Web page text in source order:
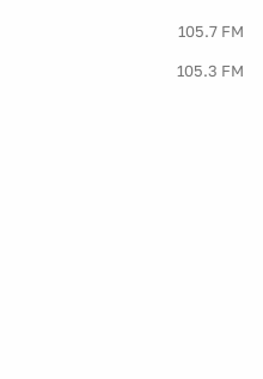
105.7 FM
105.3 FM